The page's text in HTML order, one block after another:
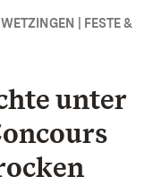
| FESTE &
unter